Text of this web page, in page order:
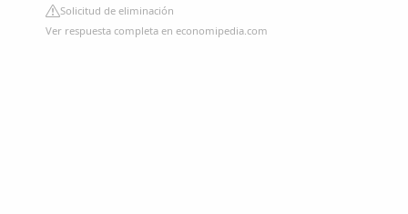
Solicitud de eliminación
Ver respuesta completa en economipedia.com